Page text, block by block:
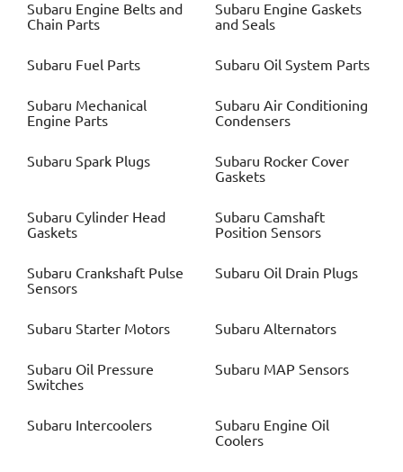
Subaru Engine Belts and
Chain Parts
Subaru Engine Gaskets
and Seals
Subaru Fuel Parts Subaru Oil System Parts
Subaru Mechanical
Engine Parts
Subaru Air Conditioning
Condensers
Subaru Spark Plugs Subaru Rocker Cover
Gaskets
Subaru Cylinder Head
Gaskets
Subaru Camshaft
Position Sensors
Subaru Crankshaft Pulse
Sensors
Subaru Oil Drain Plugs
Subaru Starter Motors Subaru Alternators
Subaru Oil Pressure
Switches
Subaru MAP Sensors
Subaru Intercoolers Subaru Engine Oil
Coolers